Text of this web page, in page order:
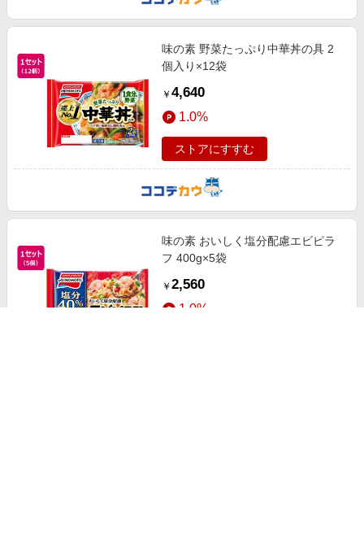
味の素 野菜たっぷり中華丼の具 2
個入り×12袋
￥ 4,640
1.0%
ストアにすすむ
味の素 おいしく塩分配慮エビピラ
フ 400g×5袋
￥ 2,560
1.0%